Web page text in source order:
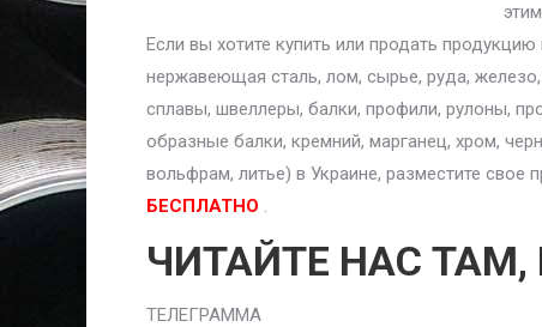
Если вы хотите купить или продать
нержавеющая сталь, лом, сырье, руда,
сплавы, швеллеры, балки, профили, рулоны,
образные балки, кремний, марганец, хром,
вольфрам, литье) в Украине, разместите свое
БЕСПЛАТНО .
ЧИТАЙТЕ НАС
ТЕЛЕГРАММА